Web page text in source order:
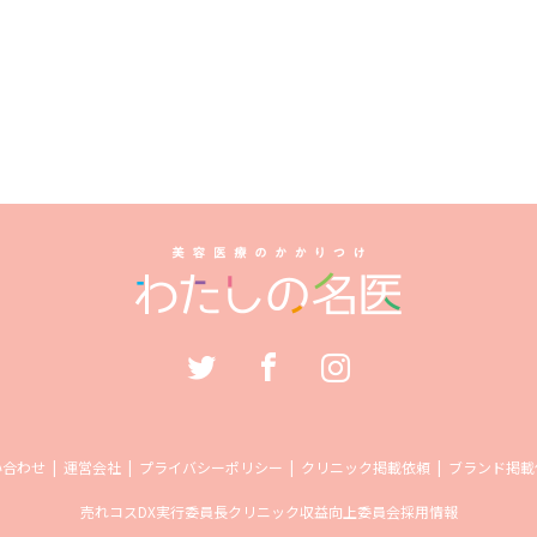
わせ 運営会社 プライバシーポリシー クリニック掲載依頼 ブランド掲
売れコスDX実行委員長クリニック収益向上委員会採用情報